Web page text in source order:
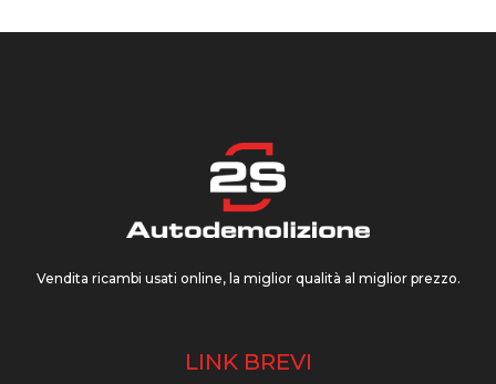
Vendita ricambi usati online, la miglior qualità al miglior prezzo.
LINK BREVI